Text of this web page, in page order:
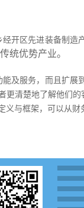
开区先进装备制
统优势产业。
及服务，而且扩
清楚地了解他们
与框架，可以从